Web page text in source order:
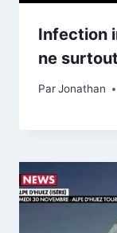
Infection
ne
ParJonathan